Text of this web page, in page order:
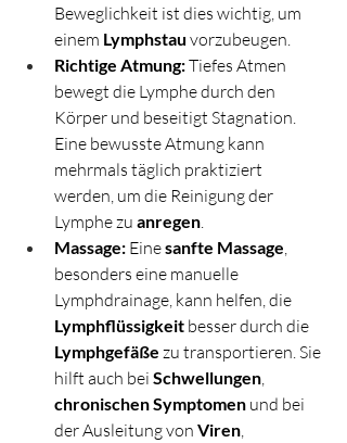
Beweglichkeit ist dies wichtig, um
einem Lymphstau vorzubeugen.
Richtige Atmung: Tiefes Atmen
bewegt die Lymphe durch den
Körper und beseitigt Stagnation.
Eine bewusste Atmung kann
mehrmals täglich praktiziert
werden, um die Reinigung der
Lymphe zu anregen
Massage: Eine sanfte Massage
besonders eine manuelle
Lymphdrainage, kann helfen, die
Lymphflüssigkeit besser durch die
Lymphgefäße zu transportieren. Sie
hilft auch bei Schwellungen
chronischen Symptomen und bei
der Ausleitung von Viren